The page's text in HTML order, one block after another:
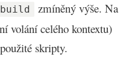
build
zmíněný výše. Na
volání celého kontextu)
skripty.